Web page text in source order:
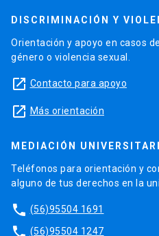
DISCRIMINACIÓN Y
Orientación y apoyo en casos
género o violencia sexual.
launch Contacto para apoyo
launch Más orientación
MEDIACIÓN
Teléfonos para orientación y
alguno de tus derechos en la
phone (56)95504 1691
phone (56)95504 1247